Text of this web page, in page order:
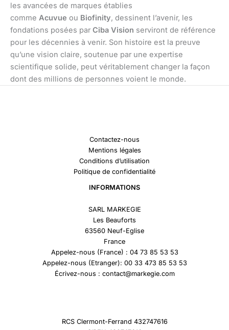
les avancées de marques établies
comme Acuvue ou Biofinity, dessinent l’avenir, les
fondations posées par Ciba Vision serviront de référence
pour les décennies à venir. Son histoire est la preuve
qu’une vision claire, soutenue par une expertise
scientifique solide, peut véritablement changer la façon
dont des millions de personnes voient le monde.
Contactez-nous
Mentions légales
Conditions d’utilisation
Politique de confidentialité
INFORMATIONS
SARL MARKEGIE
Les Beauforts
63560 Neuf-Eglise
France
Appelez-nous (France) : 04 73 85 53 53
Appelez-nous (Etranger): 00 33 473 85 53 53
Écrivez-nous : contact@markegie.com
RCS Clermont-Ferrand 432747616